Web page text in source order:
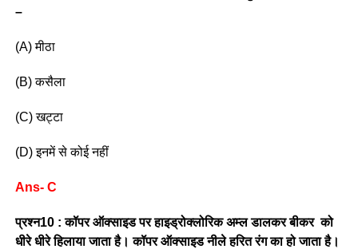
–
(A) मीठा
(B) कसैला
(C) खट्टा
(D) इनमें से कोई नहीं
Ans- C
प्रश्न10 : कॉपर ऑक्साइड पर हाइड्रोक्लोरिक अम्ल डालकर बीकर को
धीरे धीरे हिलाया जाता है। कॉपर ऑक्साइड नीले हरित रंग का हो जाता है।